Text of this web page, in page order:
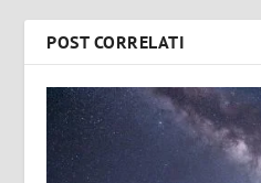
POST CORRELATI